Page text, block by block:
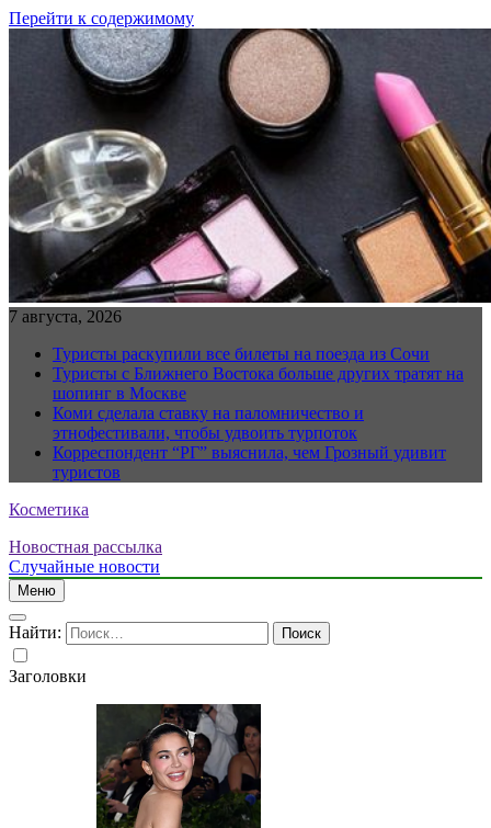
Перейти к содержимому
7 августа, 2026
Туристы раскупили все билеты на поезда из Сочи
Туристы с Ближнего Востока больше других тратят на
шопинг в Москве
Коми сделала ставку на паломничество и
этнофестивали, чтобы удвоить турпоток
Корреспондент “РГ” выяснила, чем Грозный удивит
туристов
Косметика
Новостная рассылка
Случайные новости
Меню
Найти:
Заголовки